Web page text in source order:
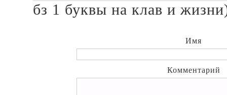
бз 1 буквы на клав и
Имя
Комментарий